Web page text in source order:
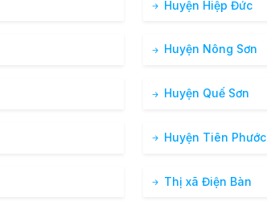
Huyện Hiệp Đức
Huyện Nông Sơn
Huyện Quế Sơn
Huyện Tiên Phước
Thị xã Điện Bàn